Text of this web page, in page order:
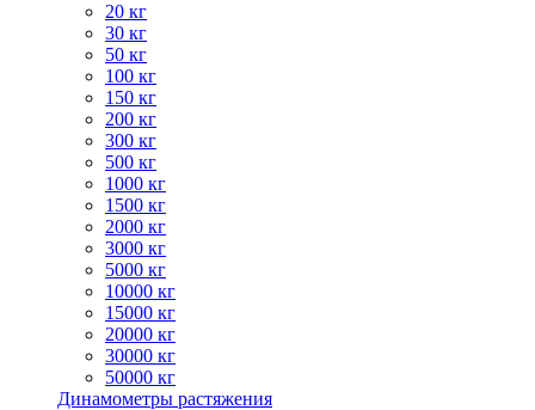
20 кг
30 кг
50 кг
100 кг
150 кг
200 кг
300 кг
500 кг
1000 кг
1500 кг
2000 кг
3000 кг
5000 кг
10000 кг
15000 кг
20000 кг
30000 кг
50000 кг
Динамометры растяжения